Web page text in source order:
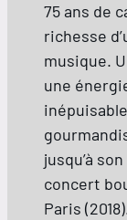
75 ans de
richesse
musique.
une
jusqu’à
concert
Paris